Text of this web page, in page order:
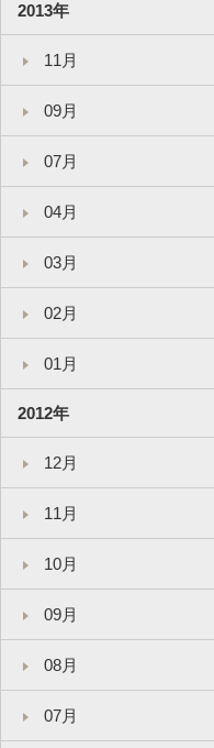
2013年
11月
09月
07月
04月
03月
02月
01月
2012年
12月
11月
10月
09月
08月
07月